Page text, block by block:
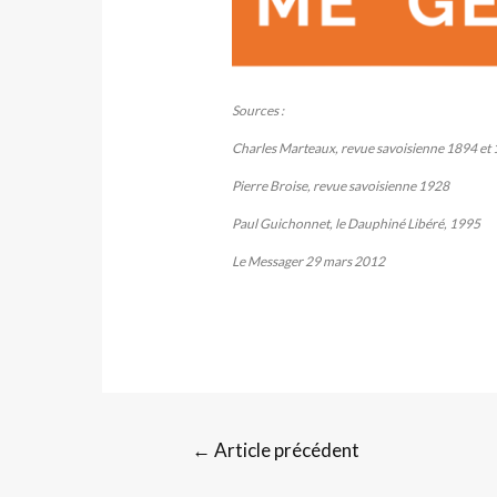
Sources :
Charles Marteaux, revue savoisienne 1894 et
Pierre Broise, revue savoisienne 1928
Paul Guichonnet, le Dauphiné Libéré, 1995
Le Messager 29 mars 2012
← Article précédent